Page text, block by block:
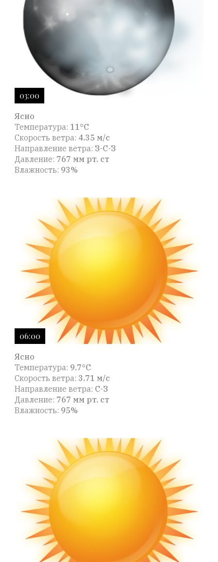
03:00
Ясно
Температура: 11°C
Скорость ветра: 4.35 м/с
Направление ветра: З-С-З
Давление: 767 мм рт. ст
Влажность: 93%
06:00
Ясно
Температура: 9.7°C
Скорость ветра: 3.71 м/с
Направление ветра: С-З
Давление: 767 мм рт. ст
Влажность: 95%